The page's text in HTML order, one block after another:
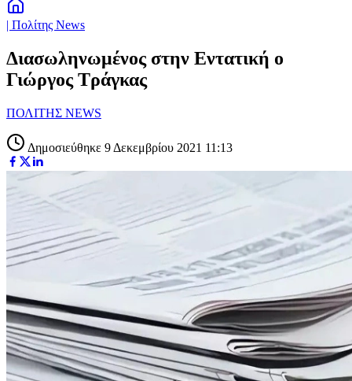
| Πολίτης News
Διασωληνωμένος στην Εντατική ο
Γιώργος Τράγκας
ΠΟΛΙΤΗΣ NEWS
Δημοσιεύθηκε 9 Δεκεμβρίου 2021 11:13